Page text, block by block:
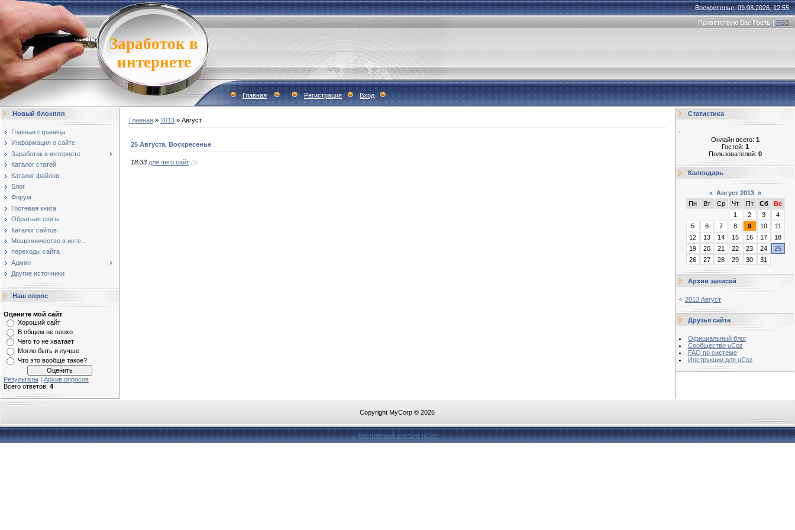
Заработок в
интернете
Воскресенье, 09.08.2026, 12:55
Приветствую Вас Гость | RSS
Главная Регистрация Вход
Новый блокппп
Главная страница
Информация о сайте
Заработок в интернете
Каталог статей
Каталог файлов
Блог
Форум
Гостевая книга
Обратная связь
Каталог сайтов
Мощенничество в инте...
переходы сайта
Админ
Другие источники
Наш опрос
Оцените мой сайт
Хороший сайт
В общем не плохо
Чего то не хватает
Могло быть и лучше
Что это вообще такое?
Результаты | Архив опросов
Всего ответов: 4
Главная » 2013 » Август
25 Августа, Воскресенье
18:33 для чего сайт (0)
Статистика
Онлайн всего: 1
Гостей: 1
Пользователей: 0
Календарь
« Август 2013 »
Пн
Вт Ср Чт Пт Сб
Вс
1
2 3
4
5
6 7 8 9 10
11
12
13 14 15 16 17
18
19
20 21 22 23 24
25
26
27 28 29 30 31
Архив записей
2013 Август
Друзья сайта
Официальный блог
Сообщество uCoz
FAQ по системе
Инструкции для uCoz
Copyright MyCorp © 2026
Бесплатный хостинг uCoz